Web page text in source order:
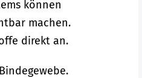
können
machen.
direkt an.